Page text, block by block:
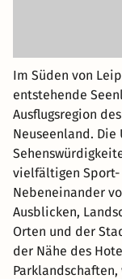
Im Süden von
entstehende
Ausflugsregion
Neuseenland.
vielfältigen Sport-
Nebeneinander
Ausblicken,
Orten und der
der Nähe des